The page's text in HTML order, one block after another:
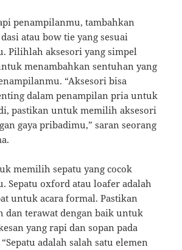
penampilanmu, tambahkan
atau bow tie yang sesuai
Pilihlah aksesori yang simpel
menambahkan sentuhan yang
“Aksesori bisa
dalam penampilan pria untuk
pastikan untuk memilih aksesori
gaya pribadimu,” saran seorang
memilih sepatu yang cocok
Sepatu oxford atau loafer adalah
untuk acara formal. Pastikan
dan terawat dengan baik untuk
yang rapi dan sopan pada
adalah salah satu elemen